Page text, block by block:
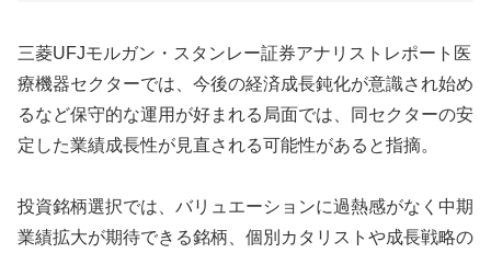
三菱UFJモルガン・スタンレー証券アナリストレポート医
療機器セクターでは、今後の経済成長鈍化が意識され始め
るなど保守的な運用が好まれる局面では、同セクターの安
定した業績成長性が見直される可能性があると指摘。
投資銘柄選択では、バリュエーションに過熱感がなく中期
業績拡大が期待できる銘柄、個別カタリストや成長戦略の